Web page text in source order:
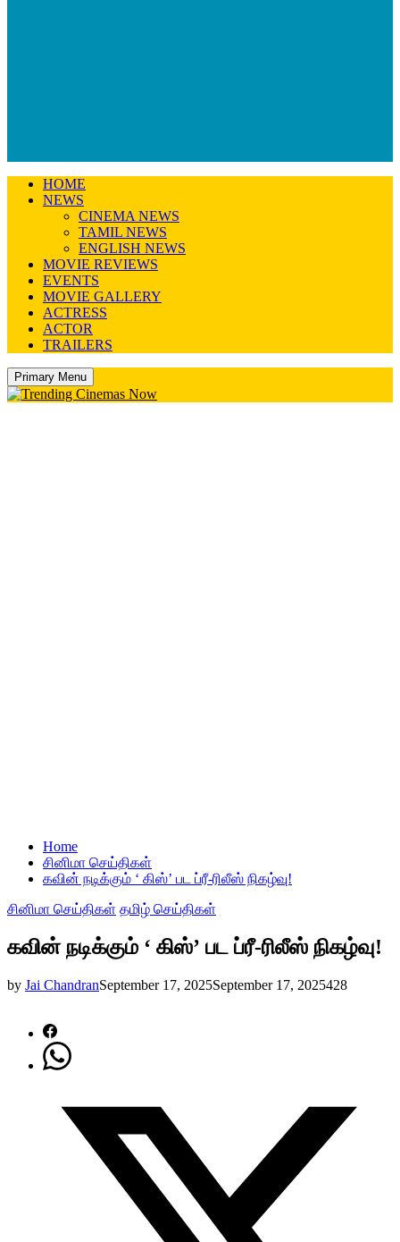
HOME
NEWS
CINEMA NEWS
TAMIL NEWS
ENGLISH NEWS
MOVIE REVIEWS
EVENTS
MOVIE GALLERY
ACTRESS
ACTOR
TRAILERS
Primary Menu
Home
சினிமா செய்திகள்
கவின் நடிக்கும் ‘ கிஸ்’ பட ப்ரீ-ரிலீஸ் நிகழ்வு!
சினிமா செய்திகள் தமிழ் செய்திகள்
கவின் நடிக்கும் ‘ கிஸ்’ பட ப்ரீ-ரிலீஸ் நிகழ்வு!
by Jai ChandranSeptember 17, 2025September 17, 2025428